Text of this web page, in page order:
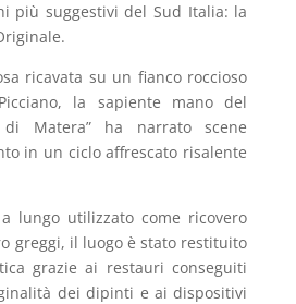
più suggestivi del Sud Italia: la
ricavata su un fianco roccioso
la sapiente mano del
Matera” ha narrato scene
in un ciclo affrescato risalente
lungo utilizzato come ricovero
greggi, il luogo è stato restituito
grazie ai restauri conseguiti
dei dipinti e ai dispositivi